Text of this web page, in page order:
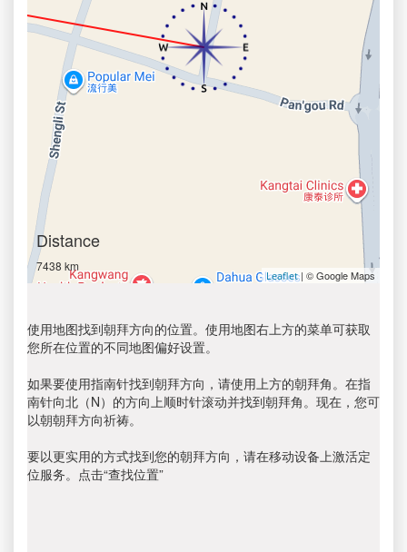
Distance
7438 km
Leaflet| © Google Maps
使用地图找到朝拜方向的位置。使用地图右上方的菜单可获取
您所在位置的不同地图偏好设置。
如果要使用指南针找到朝拜方向，请使用上方的朝拜角。在指
南针向北（N）的方向上顺时针滚动并找到朝拜角。现在，您可
以朝朝拜方向祈祷。
要以更实用的方式找到您的朝拜方向，请在移动设备上激活定
位服务。点击“查找位置”